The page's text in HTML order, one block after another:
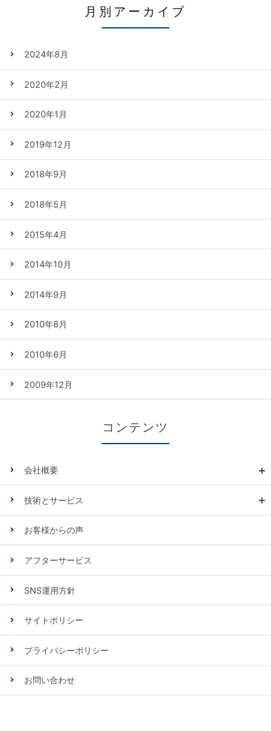
月別アーカイブ
2024年8月
2020年2月
2020年1月
2019年12月
2018年9月
2018年5月
2015年4月
2014年10月
2014年9月
2010年8月
2010年6月
2009年12月
コンテンツ
会社概要
技術とサービス
お客様からの声
アフターサービス
SNS運用方針
サイトポリシー
プライバシーポリシー
お問い合わせ